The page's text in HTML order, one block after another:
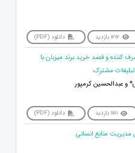
1212 بازدید دانلود (PDF)
کننده و قصد خرید برند میزبان با
مشترک
و عبدالحسین کرمپور
1181 بازدید دانلود (PDF)